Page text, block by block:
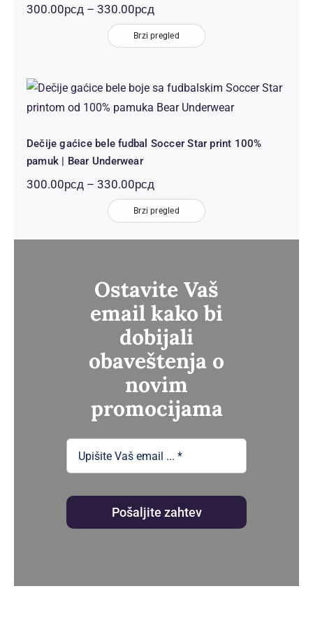
300.00рсд – 330.00рсдРаспон
цена:
од
300.00рсд
330.00рсд
Brzi pregled
Dečije gaćice bele fudbal Soccer
Star print 100% pamuk | Bear
Underwear
Dečije gaćice bele fudbal Soccer Star print 100%
pamuk | Bear Underwear
300.00рсд – 330.00рсдРаспон
цена:
од
300.00рсд
до
Brzi pregled
Ostavite Vaš
email kako bi
dobijali
obaveštenja o
novim
promocijama
Pošaljite zahtev